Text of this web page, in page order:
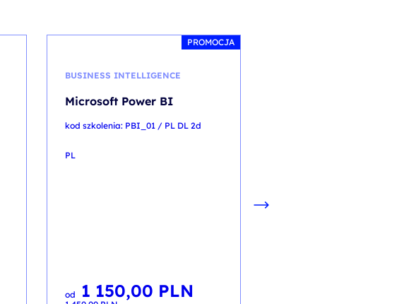
PROMOCJA
BUSINESS INTELLIGENCE
Microsoft Power BI
kod szkolenia: PBI_01 / PL DL 2d
PL
od
Pierwotna
cena1 150,00 PLN
Aktualna
cena